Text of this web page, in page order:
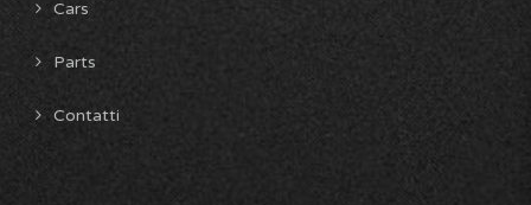
Cars
Parts
Contatti